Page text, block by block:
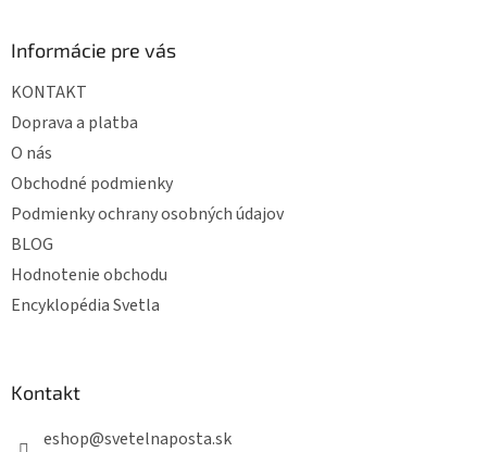
Informácie pre vás
KONTAKT
Doprava a platba
O nás
Obchodné podmienky
Podmienky ochrany osobných údajov
BLOG
Hodnotenie obchodu
Encyklopédia Svetla
Kontakt
eshop@svetelnaposta.sk